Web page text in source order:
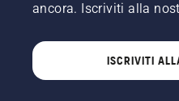
ancora. Iscriviti alla
ISCRIVITI